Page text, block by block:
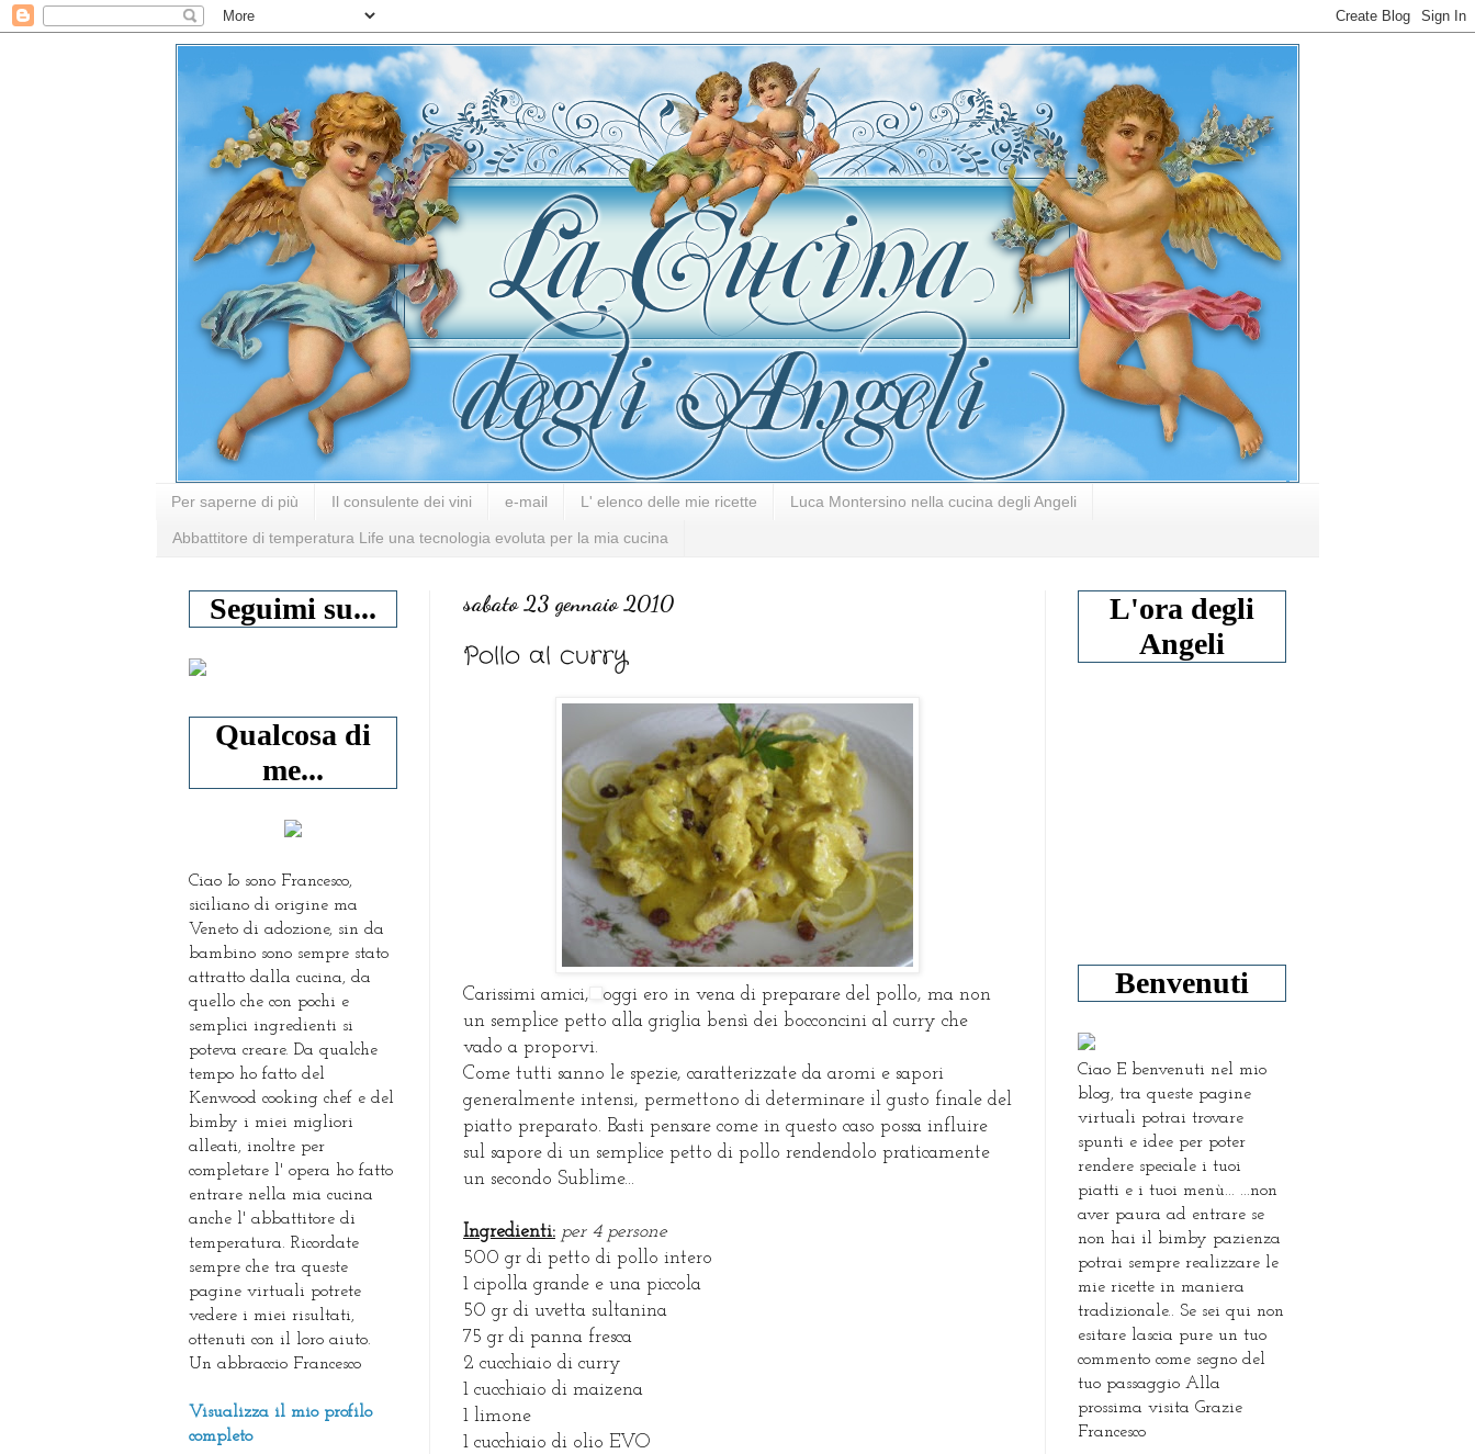
Per saperne di più Il consulente dei vini e-mail L' elenco delle mie ricette Luca Montersino nella cucina degli Angeli
Abbattitore di temperatura Life una tecnologia evoluta per la mia cucina
sabato 23 gennaio 2010
Pollo al curry
Carissimi amici,
oggi ero in vena di preparare del pollo, ma non
un semplice petto alla griglia bensì dei bocconcini al curry che
vado a proporvi.
Come tutti sanno le spezie, caratterizzate da aromi e sapori
generalmente intensi, permettono di determinare il gusto finale del
piatto preparato. Basti pensare come in questo caso possa influire
sul sapore di un semplice petto di pollo rendendolo praticamente
un secondo Sublime...
Ingredienti: per 4 persone
500 gr di petto di pollo intero
1 cipolla grande e una piccola
50 gr di uvetta sultanina
75 gr di panna fresca
2 cucchiaio di curry
1 cucchiaio di maizena
1 limone
1 cucchiaio di olio EVO
Seguimi su...
Qualcosa di
me...
Ciao Io sono Francesco,
siciliano di origine ma
Veneto di adozione, sin da
bambino sono sempre stato
attratto dalla cucina, da
quello che con pochi e
semplici ingredienti si
poteva creare. Da qualche
tempo ho fatto del
Kenwood cooking chef e del
bimby i miei migliori
alleati, inoltre per
completare l' opera ho fatto
entrare nella mia cucina
anche l' abbattitore di
temperatura. Ricordate
sempre che tra queste
pagine virtuali potrete
vedere i miei risultati,
ottenuti con il loro aiuto.
Un abbraccio Francesco
Visualizza il mio profilo
completo
L'ora degli
Angeli
Benvenuti
Ciao E benvenuti nel mio
blog, tra queste pagine
virtuali potrai trovare
spunti e idee per poter
rendere speciale i tuoi
piatti e i tuoi menù... ...non
aver paura ad entrare se
non hai il bimby pazienza
potrai sempre realizzare le
mie ricette in maniera
tradizionale.. Se sei qui non
esitare lascia pure un tuo
commento come segno del
tuo passaggio Alla
prossima visita Grazie
Francesco